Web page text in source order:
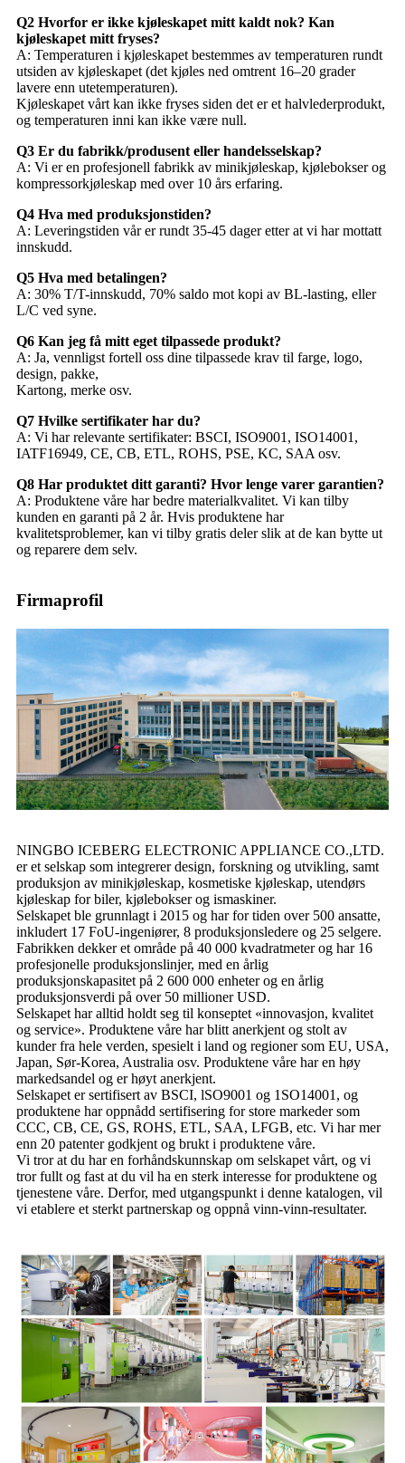
Q2 Hvorfor er ikke kjøleskapet mitt kaldt nok? Kan
kjøleskapet mitt fryses?
A: Temperaturen i kjøleskapet bestemmes av temperaturen rundt
utsiden av kjøleskapet (det kjøles ned omtrent 16–20 grader
lavere enn utetemperaturen).
Kjøleskapet vårt kan ikke fryses siden det er et halvlederprodukt,
og temperaturen inni kan ikke være null.
Q3 Er du fabrikk/produsent eller handelsselskap?
A: Vi er en profesjonell fabrikk av minikjøleskap, kjølebokser og
kompressorkjøleskap med over 10 års erfaring.
Q4 Hva med produksjonstiden?
A: Leveringstiden vår er rundt 35-45 dager etter at vi har mottatt
innskudd.
Q5 Hva med betalingen?
A: 30% T/T-innskudd, 70% saldo mot kopi av BL-lasting, eller
L/C ved syne.
Q6 Kan jeg få mitt eget tilpassede produkt?
A: Ja, vennligst fortell oss dine tilpassede krav til farge, logo,
design, pakke,
Kartong, merke osv.
Q7 Hvilke sertifikater har du?
A: Vi har relevante sertifikater: BSCI, ISO9001, ISO14001,
IATF16949, CE, CB, ETL, ROHS, PSE, KC, SAA osv.
Q8 Har produktet ditt garanti? Hvor lenge varer garantien?
A: Produktene våre har bedre materialkvalitet. Vi kan tilby
kunden en garanti på 2 år. Hvis produktene har
kvalitetsproblemer, kan vi tilby gratis deler slik at de kan bytte ut
og reparere dem selv.
Firmaprofil
NINGBO ICEBERG ELECTRONIC APPLIANCE CO.,LTD.
er et selskap som integrerer design, forskning og utvikling, samt
produksjon av minikjøleskap, kosmetiske kjøleskap, utendørs
kjøleskap for biler, kjølebokser og ismaskiner.
Selskapet ble grunnlagt i 2015 og har for tiden over 500 ansatte,
inkludert 17 FoU-ingeniører, 8 produksjonsledere og 25 selgere.
Fabrikken dekker et område på 40 000 kvadratmeter og har 16
profesjonelle produksjonslinjer, med en årlig
produksjonskapasitet på 2 600 000 enheter og en årlig
produksjonsverdi på over 50 millioner USD.
Selskapet har alltid holdt seg til konseptet «innovasjon, kvalitet
og service». Produktene våre har blitt anerkjent og stolt av
kunder fra hele verden, spesielt i land og regioner som EU, USA,
Japan, Sør-Korea, Australia osv. Produktene våre har en høy
markedsandel og er høyt anerkjent.
Selskapet er sertifisert av BSCI, lSO9001 og 1SO14001, og
produktene har oppnådd sertifisering for store markeder som
CCC, CB, CE, GS, ROHS, ETL, SAA, LFGB, etc. Vi har mer
enn 20 patenter godkjent og brukt i produktene våre.
Vi tror at du har en forhåndskunnskap om selskapet vårt, og vi
tror fullt og fast at du vil ha en sterk interesse for produktene og
tjenestene våre. Derfor, med utgangspunkt i denne katalogen, vil
vi etablere et sterkt partnerskap og oppnå vinn-vinn-resultater.